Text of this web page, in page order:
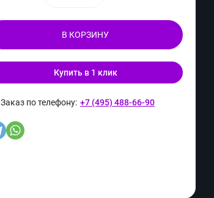
В КОРЗИНУ
Купить в 1 клик
Заказ по телефону: +7 (495) 488-66-90